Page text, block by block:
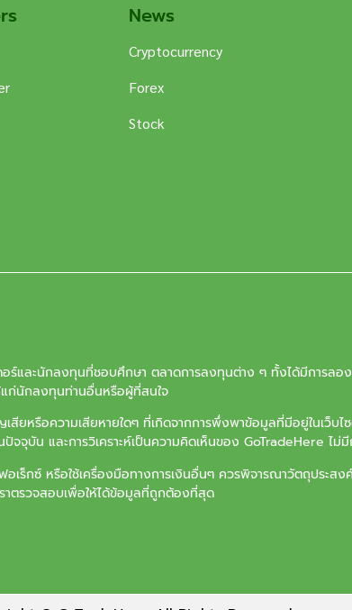
News
Cryptocurrency
Forex
Stock
อร์และนักลงทุนที่ชอบศึกษา ตลาดการลงทุนต่าง ๆ ทั้งได้มีการ
แก่นักลงทุนท่านอื่นหรือผู้ที่สนใจ
ยหรือความเสียหายใดๆ ที่เกิดจากการพึ่งพาข้อมูลที่มีอยู่ในเว็บ
จุบัน และการวิเคราะห์เป็นความคิดเห็นของ GoTradeHere ไม่มี
เร็กซ์ หรือใช้เครื่องมือทางการเงินอื่นๆ ควรพิจารณาวัตถุประส
าตรวจสอบเพื่อให้ได้ข้อมูลที่ถูกต้องที่สุด